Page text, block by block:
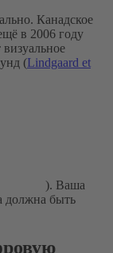
Канадское
в 2006 году
(Lindgaard et
). Ваша
должна быть